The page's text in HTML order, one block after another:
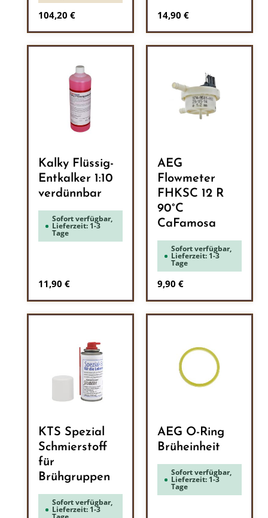
Regulärer Preis:
104,20 € Regulärer Preis:
14,90 €
Kalky Flüssig-
Entkalker 1:10
verdünnbar
Sofort verfügbar,
Lieferzeit: 1-3
Tage
Regulärer Preis:
11,90 €
AEG
Flowmeter
FHKSC 12 R
90°C
CaFamosa
Sofort verfügbar,
Lieferzeit: 1-3
Tage
Regulärer Preis:
9,90 €
KTS Spezial
Schmierstoff
für
Brühgruppen
Sofort verfügbar,
Lieferzeit: 1-3
AEG O-Ring
Brüheinheit
Sofort verfügbar,
Lieferzeit: 1-3
Tage